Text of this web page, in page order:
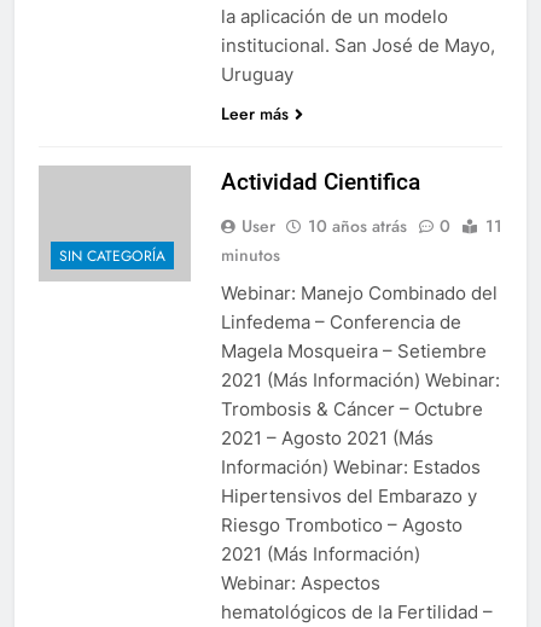
la aplicación de un modelo
institucional. San José de Mayo,
Uruguay
Leer más
SIN CATEGORÍA
Actividad Cientifica
User 10 años atrás 0
11
minutos
Webinar: Manejo Combinado del
Linfedema – Conferencia de
Magela Mosqueira – Setiembre
2021 (Más Información) Webinar:
Trombosis & Cáncer – Octubre
2021 – Agosto 2021 (Más
Información) Webinar: Estados
Hipertensivos del Embarazo y
Riesgo Trombotico – Agosto
2021 (Más Información)
Webinar: Aspectos
hematológicos de la Fertilidad –